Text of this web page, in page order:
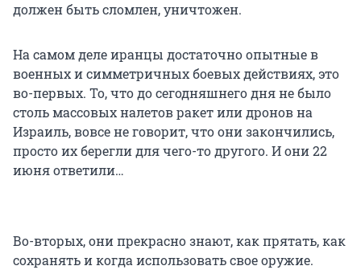
должен быть сломлен, уничтожен.
На самом деле иранцы достаточно опытные в
военных и симметричных боевых действиях, это
во-первых. То, что до сегодняшнего дня не было
столь массовых налетов ракет или дронов на
Израиль, вовсе не говорит, что они закончились,
просто их берегли для чего-то другого. И они 22
июня ответили…
Во-вторых, они прекрасно знают, как прятать, как
сохранять и когда использовать свое оружие.